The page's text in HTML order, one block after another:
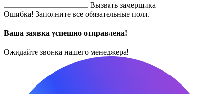
Вызвать замерщика
Ошибка! Заполните все обязательные поля.
Ваша заявка успешно отправлена!
Ожидайте звонка нашего менеджера!